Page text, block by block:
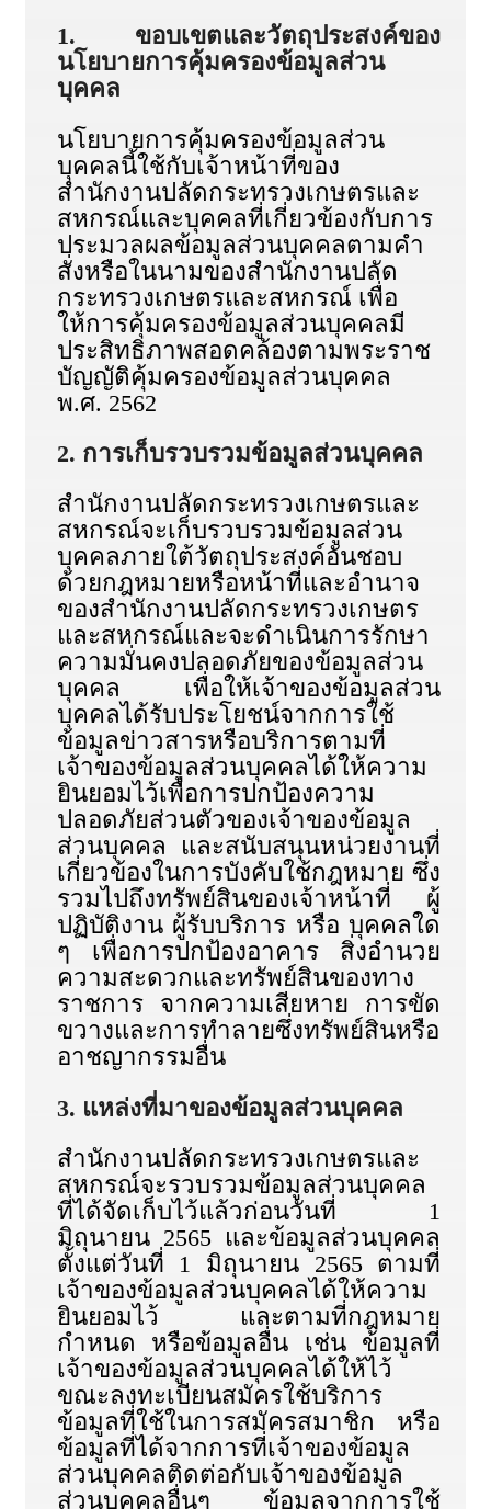
1. ขอบเขตและวัตถุประสงค์ของ
นโยบายการคุ้มครองข้อมูลส่วน
บุคคล
นโยบายการคุ้มครองข้อมูลส่วน
บุคคลนี้ใช้กับเจ้าหน้าที่ของ
สำนักงานปลัดกระทรวงเกษตรและ
สหกรณ์และบุคคลที่เกี่ยวข้องกับการ
ประมวลผลข้อมูลส่วนบุคคลตามคำ
สั่งหรือในนามของสำนักงานปลัด
กระทรวงเกษตรและสหกรณ์ เพื่อ
ให้การคุ้มครองข้อมูลส่วนบุคคลมี
ประสิทธิภาพสอดคล้องตามพระราช
บัญญัติคุ้มครองข้อมูลส่วนบุคคล
พ.ศ. 2562
2. การเก็บรวบรวมข้อมูลส่วนบุคคล
สำนักงานปลัดกระทรวงเกษตรและ
สหกรณ์จะเก็บรวบรวมข้อมูลส่วน
บุคคลภายใต้วัตถุประสงค์อันชอบ
ด้วยกฎหมายหรือหน้าที่และอำนาจ
ของสำนักงานปลัดกระทรวงเกษตร
และสหกรณ์และจะดำเนินการรักษา
ความมั่นคงปลอดภัยของข้อมูลส่วน
บุคคล เพื่อให้เจ้าของข้อมูลส่วน
บุคคลได้รับประโยชน์จากการใช้
ข้อมูลข่าวสารหรือบริการตามที่
เจ้าของข้อมูลส่วนบุคคลได้ให้ความ
ยินยอมไว้เพื่อการปกป้องความ
ปลอดภัยส่วนตัวของเจ้าของข้อมูล
ส่วนบุคคล และสนับสนุนหน่วยงานที่
เกี่ยวข้องในการบังคับใช้กฎหมาย ซึ่ง
รวมไปถึงทรัพย์สินของเจ้าหน้าที่ ผู้
ปฏิบัติงาน ผู้รับบริการ หรือ บุคคลใด
ๆ เพื่อการปกป้องอาคาร สิ่งอำนวย
ความสะดวกและทรัพย์สินของทาง
ราชการ จากความเสียหาย การขัด
ขวางและการทำลายซึ่งทรัพย์สินหรือ
อาชญากรรมอื่น
3. แหล่งที่มาของข้อมูลส่วนบุคคล
สำนักงานปลัดกระทรวงเกษตรและ
สหกรณ์จะรวบรวมข้อมูลส่วนบุคคล
ที่ได้จัดเก็บไว้แล้วก่อนวันที่ 1
มิถุนายน 2565 และข้อมูลส่วนบุคคล
ตั้งแต่วันที่ 1 มิถุนายน 2565 ตามที่
เจ้าของข้อมูลส่วนบุคคลได้ให้ความ
ยินยอมไว้ และตามที่กฎหมาย
กำหนด หรือข้อมูลอื่น เช่น ข้อมูลที่
เจ้าของข้อมูลส่วนบุคคลได้ให้ไว้
ขณะลงทะเบียนสมัครใช้บริการ
ข้อมูลที่ใช้ในการสมัครสมาชิก หรือ
ข้อมูลที่ได้จากการที่เจ้าของข้อมูล
ส่วนบุคคลติดต่อกับเจ้าของข้อมูล
ส่วนบุคคลอื่นๆ ข้อมูลจากการใช้